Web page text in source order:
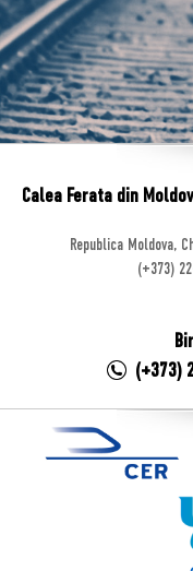
Calea Ferata din
Republica Moldova,
(+373)
(+373)